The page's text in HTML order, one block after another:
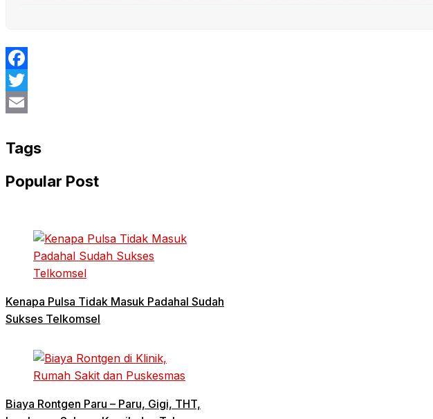
Facebook
Twitter
Tags
Popular Post
Kenapa Pulsa Tidak Masuk Padahal Sudah
Sukses Telkomsel
Biaya Rontgen Paru – Paru, Gigi, THT,